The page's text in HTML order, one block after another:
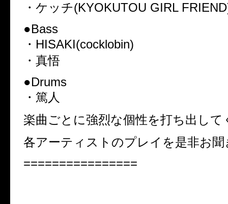
・ケッチ(KYOKUTOU GIRL
●Bass
・HISAKI(cocklobin)
・真悟
●Drums
・篤人
楽曲ごとに強烈な個性を打ち出して
各アーティストのプレイを是非お
================